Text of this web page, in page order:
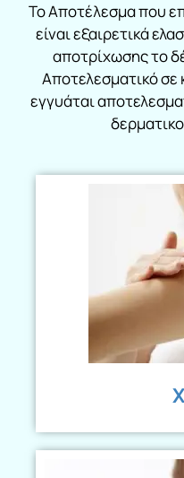
Το Αποτέλεσμα που
είναι εξαιρετικά
αποτρίχωσης το
Αποτελεσματικό
εγγυάται